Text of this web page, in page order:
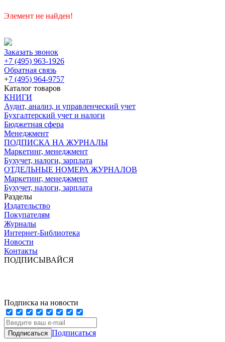
Элемент не найден!
Заказать звонок
+7 (495) 963-1926
Обратная связь
+7 (495) 964-9757
Каталог товаров
КНИГИ
Аудит, анализ, и управленческий учет
Бухгалтерский учет и налоги
Бюджетная сфера
Менеджмент
ПОДПИСКА НА ЖУРНАЛЫ
Маркетинг, менеджмент
Бухучет, налоги, зарплата
ОТДЕЛЬНЫЕ НОМЕРА ЖУРНАЛОВ
Маркетинг, менеджмент
Бухучет, налоги, зарплата
Разделы
Издательство
Покупателям
Журналы
Интернет-Библиотека
Новости
Контакты
ПОДПИСЫВАЙСЯ
Подписка на новости
Подписаться